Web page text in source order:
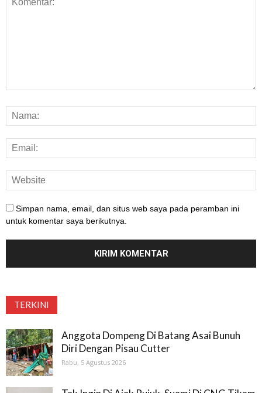
Simpan nama, email, dan situs web saya pada peramban ini
untuk komentar saya berikutnya.
TERKINI
Anggota Dompeng Di Batang Asai Bunuh
Diri Dengan Pisau Cutter
Rabu, 5 Agustus 2026